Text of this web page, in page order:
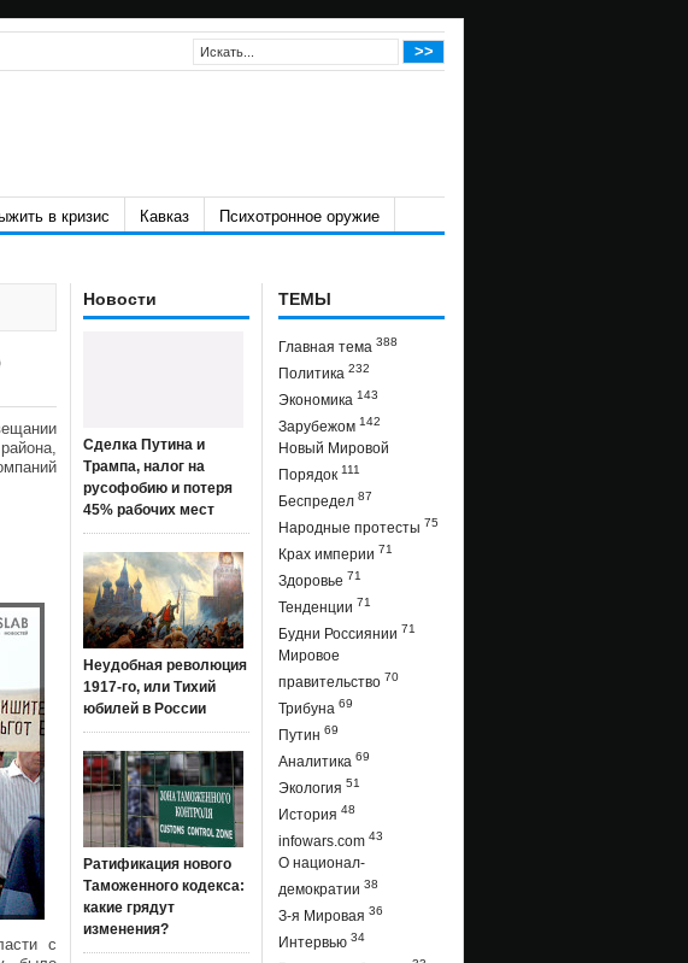
в кризис Кавказ
Психотронное оружие
с
Новости
Сделка Путина и
Трампа, налог на
русофобию и потеря
45% рабочих мест
Неудобная революция
1917-го, или Тихий
юбилей в России
Ратификация нового
Таможенного кодекса:
какие грядут
изменения?
ТЕМЫ
Главная тема 388
Политика 232
Экономика 143
Зарубежом 142
Новый Мировой
Порядок 111
Беспредел 87
Народные протесты 75
Крах империи 71
Здоровье 71
Тенденции 71
Будни Россиянии 71
Мировое
правительство 70
Трибуна 69
Путин 69
Аналитика 69
Экология 51
История 48
infowars.com 43
О национал-
демократии 38
З-я Мировая 36
Интервью 34